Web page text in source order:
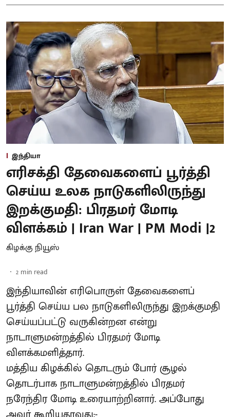
இந்தியா
எரிசக்தி தேவைகளைப் பூர்த்தி
செய்ய உலக நாடுகளிலிருந்து
இறக்குமதி: பிரதமர் மோடி
விளக்கம் | Iran War | PM Modi |2
கிழக்கு நியூஸ்
2 min read
இந்தியாவின் எரிபொருள் தேவைகளைப்
பூர்த்தி செய்ய பல நாடுகளிலிருந்து இறக்குமதி
செய்யப்பட்டு வருகின்றன என்று
நாடாளுமன்றத்தில் பிரதமர் மோடி
விளக்கமளித்தார்.
மத்திய கிழக்கில் தொடரும் போர் சூழல்
தொடர்பாக நாடாளுமன்றத்தில் பிரதமர்
நரேந்திர மோடி உரையாற்றினார். அப்போது